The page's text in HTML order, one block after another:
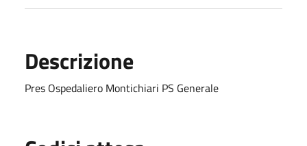
Descrizione
Pres Ospedaliero Montichiari PS Generale